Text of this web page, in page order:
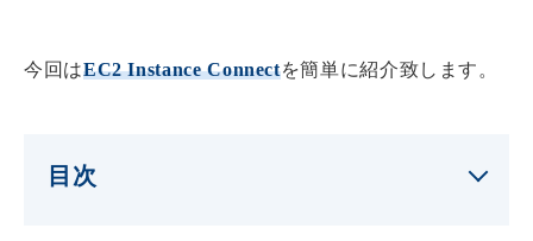
今回はEC2 Instance Connectを簡単に紹介致します。
目次